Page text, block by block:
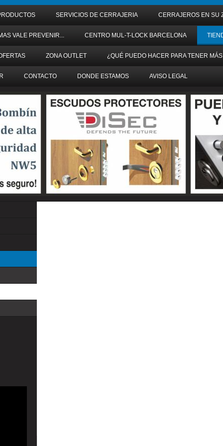
SERVICIOS DE CERRAJERIA CERRAJEROS EN SU
VALE PREVENIR... CENTRO MUL-T-LOCK BARCELONA
ZONA OUTLET ¿QUÉ PUEDO HACER PARA TENER
CONTACTO DONDE ESTAMOS AVISO LEGAL